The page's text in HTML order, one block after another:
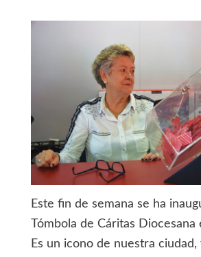
Este fin de semana se ha
Tómbola de Cáritas Diocesana
Es un icono de nuestra